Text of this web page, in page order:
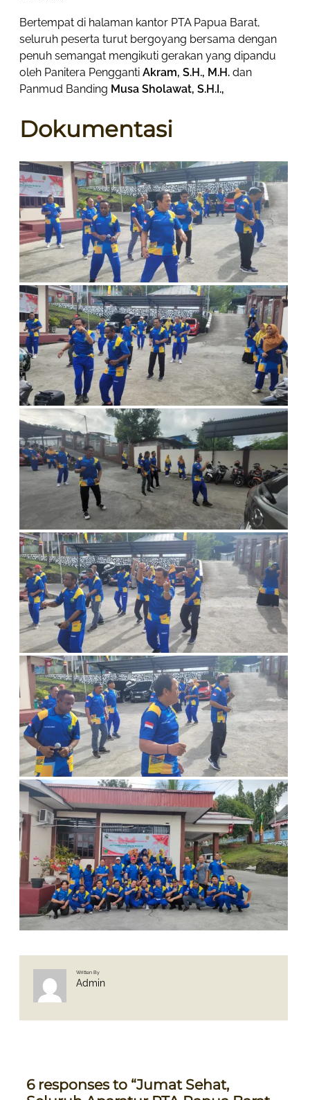
Bertempat di halaman kantor PTA Papua Barat,
seluruh peserta turut bergoyang bersama dengan
penuh semangat mengikuti gerakan yang dipandu
oleh Panitera Pengganti Akram, S.H., M.H. dan
Panmud Banding Musa Sholawat, S.H.I.,
Dokumentasi
Written By
Admin
6 responses to “Jumat Sehat,